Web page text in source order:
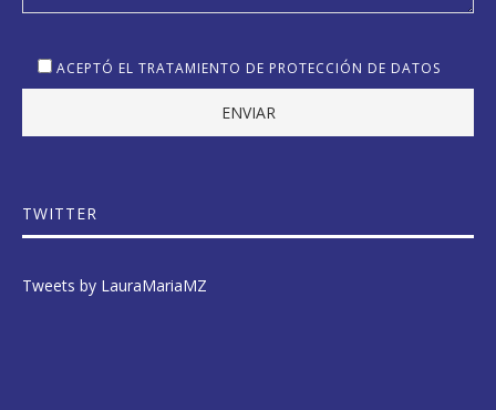
ACEPTÓ EL TRATAMIENTO DE PROTECCIÓN DE DATOS
TWITTER
Tweets by LauraMariaMZ